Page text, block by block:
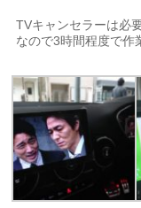
TVキャンセラーは必
なので3時間程度で作